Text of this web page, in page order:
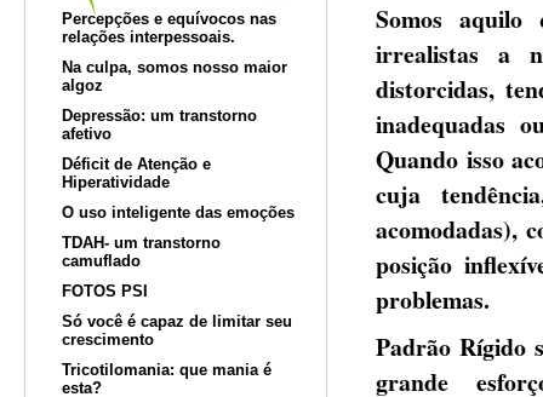
Percepções e equívocos nas
relações interpessoais.
Na culpa, somos nosso maior
algoz
Depressão: um transtorno
afetivo
Déficit de Atenção e
Hiperatividade
O uso inteligente das emoções
TDAH- um transtorno
camuflado
FOTOS PSI
Só você é capaz de limitar seu
crescimento
Tricotilomania: que mania é
esta?
Somos aquilo
irrealistas a
distorcidas,
inadequadas
Quando isso
cuja
acomodadas),
posição
problemas.
Padrão Rígido
grande